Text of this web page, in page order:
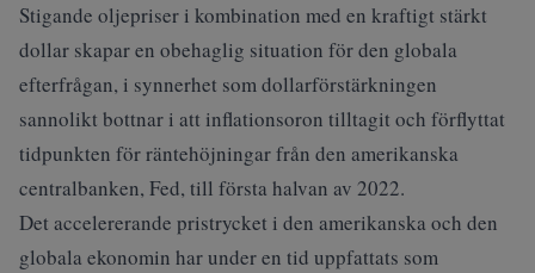
Stigande oljepriser i kombination med en kraftigt stärkt
dollar skapar en obehaglig situation för den globala
efterfrågan, i synnerhet som dollarförstärkningen
sannolikt bottnar i att inflationsoron tilltagit och förflyttat
tidpunkten för räntehöjningar från den amerikanska
centralbanken, Fed, till första halvan av 2022.
Det accelererande pristrycket i den amerikanska och den
globala ekonomin har under en tid uppfattats som